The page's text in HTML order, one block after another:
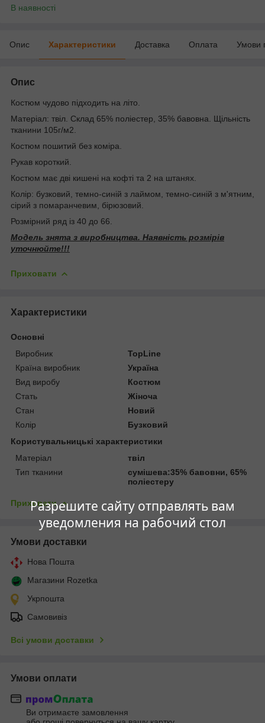
Разрешите сайту отправлять вам
уведомления на рабочий стол
В наявності
Опис Характеристики Доставка Оплата Умови
Опис
Костюм чудово підходить на літо.
Матеріал: твіл. Склад 65% поліестер, 35% бавовна. Щільність
тканини 105г/м2.
Костюм пошитий без коміра.
Рукав короткий.
Костюм має дві кишені на кофті та 2 на штанях.
Колір: бузковий, темно-синій з лаймом, темно-синій з м'ятним,
сірий з помаранчевим, бірюзовий.
Розмірний ряд із 40 до 66.
Модель знята з виробництва. Наявність розмірів
уточнюйте!!!
Приховати
Характеристики
Основні
Виробник
TopLine
Країна виробник
Україна
Вид виробу
Костюм
Стать
Жіноча
Стан
Новий
Колір
Бузковий
Користувальницькі характеристики
Матеріал
твіл
Тип тканини
сумішева:35% бавовни, 65%
поліестеру
Приховати
Умови доставки
Нова Пошта
Магазини Rozetka
Укрпошта
Самовивіз
Всі умови доставки
Умови оплати
Ви отримаєте замовлення